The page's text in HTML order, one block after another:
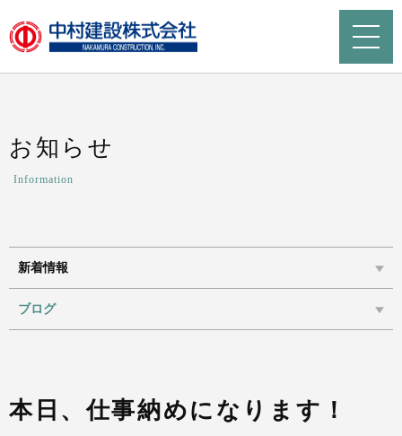
お知らせ
Information
新着情報
ブログ
本日、仕事納めになります！